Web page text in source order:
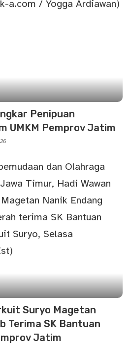
Penipuan
UMKM Pemprov Jatim
Suryo Magetan
Terima SK Bantuan
Jatim